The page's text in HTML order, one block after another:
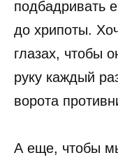
подбадривать
до хрипоты.
глазах, чтобы
руку каждый
ворота
А еще, чтобы